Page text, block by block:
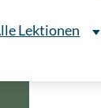
Lektionen